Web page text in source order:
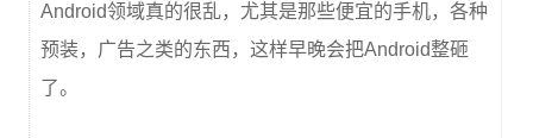
Android领域真的很乱，尤其是那些便宜的手机，各种
预装，广告之类的东西，这样早晚会把Android整砸
了。